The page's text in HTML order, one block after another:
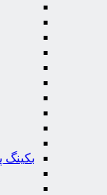
بکینگ